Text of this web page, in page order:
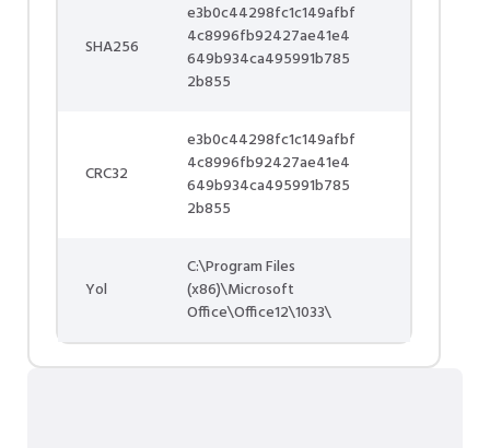
SHA256
e3b0c44298fc1c149afbf
4c8996fb92427ae41e4
649b934ca495991b785
2b855
CRC32
e3b0c44298fc1c149afbf
4c8996fb92427ae41e4
649b934ca495991b785
2b855
Yol
C:\Program Files
(x86)\Microsoft
Office\Office12\1033\